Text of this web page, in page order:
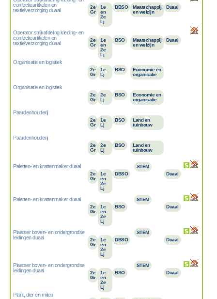
confectieartikelen en
textielverzorging duaal
2e
Gr
1e
en
2e
Lj
DBSO
Maatschappij
en welzijn
Duaal
Operator strijkafdeling kleding- en
confectieartikelen en
textielverzorging duaal
2e
Gr
1e
en
2e
Lj
BSO
Maatschappij
en welzijn
Duaal
Organisatie en logistiek
2e
Gr
1e
Lj
BSO
Economie en
organisatie
Organisatie en logistiek
2e
Gr
2e
Lj
BSO
Economie en
organisatie
Paardenhouderij
2e
Gr
1e
Lj
BSO
Land en
tuinbouw
Paardenhouderij
2e
Gr
2e
Lj
BSO
Land en
tuinbouw
Paletten- en krattenmaker duaal
2e
Gr
1e
en
2e
Lj
DBSO
STEM
Duaal
Paletten- en krattenmaker duaal
2e
Gr
1e
en
2e
Lj
BSO
STEM
Duaal
Plaatser boven- en ondergrondse
leidingen duaal
2e
Gr
1e
en
2e
Lj
DBSO
STEM
Duaal
Plaatser boven- en ondergrondse
leidingen duaal
2e
Gr
1e
en
2e
Lj
BSO
STEM
Duaal
Plant, dier en milieu